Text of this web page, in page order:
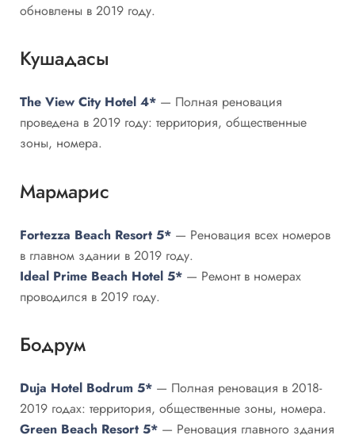
обновлены в 2019 году.
Кушадасы
The View City Hotel 4* — Полная реновация
проведена в 2019 году: территория, общественные
зоны, номера.
Мармарис
Fortezza Beach Resort 5* — Реновация всех номеров
в главном здании в 2019 году.
Ideal Prime Beach Hotel 5* — Ремонт в номерах
проводился в 2019 году.
Бодрум
Duja Hotel Bodrum 5* — Полная реновация в 2018-
2019 годах: территория, общественные зоны, номера.
Green Beach Resort 5* — Реновация главного здания